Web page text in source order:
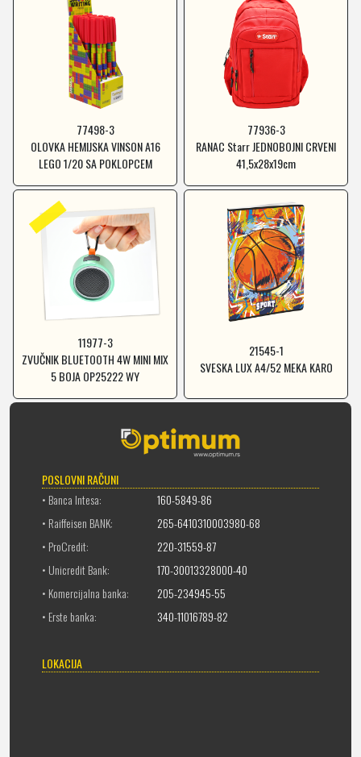
77498-3
OLOVKA HEMIJSKA VINSON A16
LEGO 1/20 SA POKLOPCEM
77936-3
RANAC Starr JEDNOBOJNI CRVENI
41,5x28x19cm
11977-3
ZVUČNIK BLUETOOTH 4W MINI MIX
5 BOJA OP25222 WY
21545-1
SVESKA LUX A4/52 MEKA KARO
POSLOVNI RAČUNI
• Banca Intesa:
160-5849-86
• Raiffeisen BANK:
265-6410310003980-68
• ProCredit:
220-31559-87
• Unicredit Bank:
170-30013328000-40
• Komercijalna banka:
205-234945-55
• Erste banka:
340-11016789-82
LOKACIJA